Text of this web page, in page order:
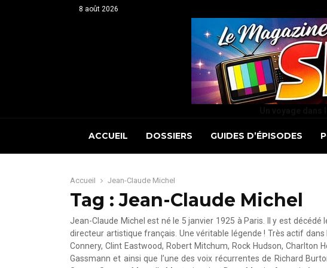
8 août 2026
ACCUEIL DOSSIERS GUIDES D’ÉPISODES
Accueil Jean-Claude Michel
Tag : Jean-Claude Michel
Jean-Claude Michel est né le 5 janvier 1925 à Paris. Il y est
directeur artistique français. Une véritable légende ! Très actif
Connery, Clint Eastwood, Robert Mitchum, Rock Hudson, Charlton
Gassmann et ainsi que l’une des voix récurrentes de Richard